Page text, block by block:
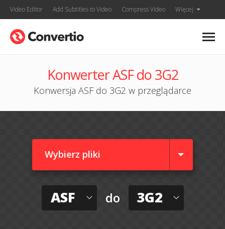
Video Editor Add Subtitles to Video Compress Video Więcej
Konwerter ASF do 3G2
Konwersja ASF do 3G2 w przeglądarce
Wybierz pliki
ASF do 3G2